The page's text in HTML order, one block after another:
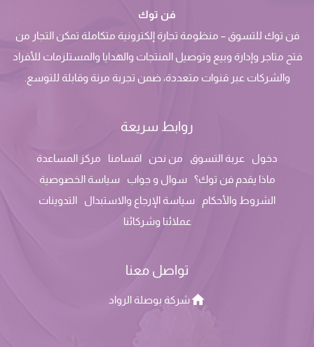
فن توك
فن توك للتسوق – منظومة تجارة إلكترونية متكاملة تمكن التجار من
فتح متاجر وإدارة وبيع وتوصيل المنتجات والهدايا والمستلزمات للأفراد
والشركات عبر قنوات متعددة، ضمن تجربة مرنة وقابلة للتوسع.
روابط سريعة
دخول عربة التسوق من نحن اقسامنا
مركز المساعدة
ماذا يقدم فن توك؟
سوال و جواب
سياسة الخصوصية
الشروط والأحكام
سياسة الإرجاع والاستبدال
التدوينات
عملائنا وشركائنا
تواصل معنا
شركة بوصلة الرواد